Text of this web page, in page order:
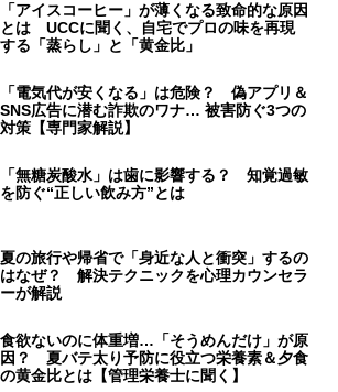
「アイスコーヒー」が薄くなる致命的な原因
とは UCCに聞く、自宅でプロの味を再現
する「蒸らし」と「黄金比」
「電気代が安くなる」は危険？ 偽アプリ＆
SNS広告に潜む詐欺のワナ… 被害防ぐ3つの
対策【専門家解説】
「無糖炭酸水」は歯に影響する？ 知覚過敏
を防ぐ“正しい飲み方”とは
夏の旅行や帰省で「身近な人と衝突」するの
はなぜ？ 解決テクニックを心理カウンセラ
ーが解説
食欲ないのに体重増…「そうめんだけ」が原
因？ 夏バテ太り予防に役立つ栄養素＆夕食
の黄金比とは【管理栄養士に聞く】